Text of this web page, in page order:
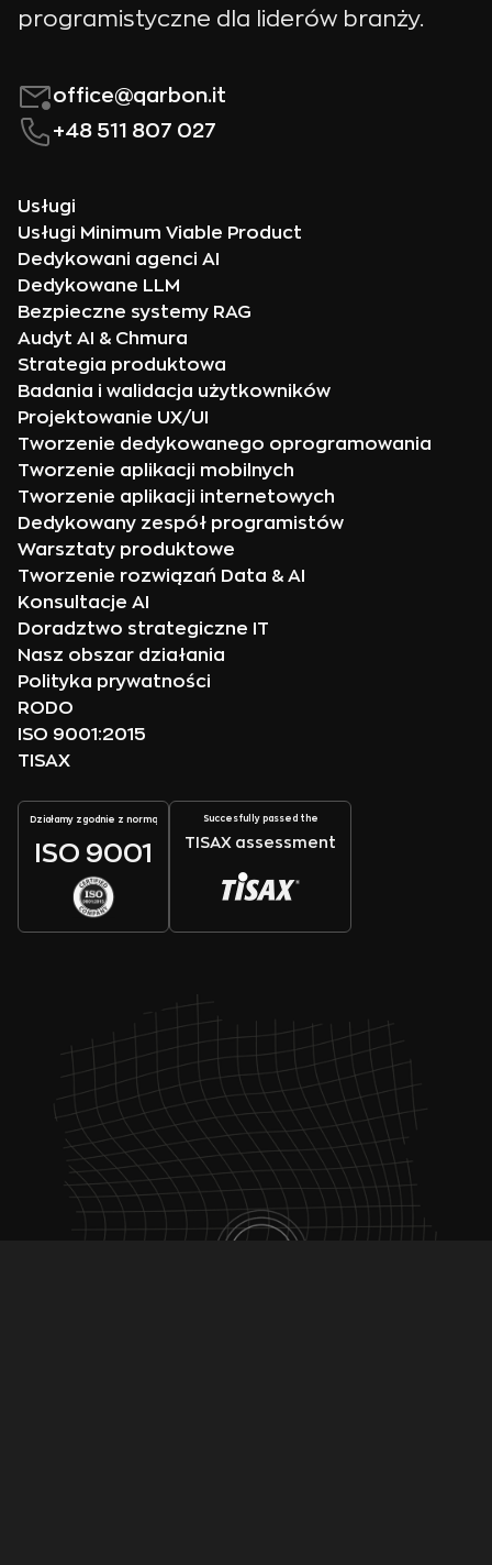
programistyczne dla liderów branży.
office@qarbon.it
+48 511 807 027
Usługi
Usługi Minimum Viable Product
Dedykowani agenci AI
Dedykowane LLM
Bezpieczne systemy RAG
Audyt AI & Chmura
Strategia produktowa
Badania i walidacja użytkowników
Projektowanie UX/UI
Tworzenie dedykowanego oprogramowania
Tworzenie aplikacji mobilnych
Tworzenie aplikacji internetowych
Dedykowany zespół programistów
Warsztaty produktowe
Tworzenie rozwiązań Data & AI
Konsultacje AI
Doradztwo strategiczne IT
Nasz obszar działania
Polityka prywatności
RODO
ISO 9001:2015
TISAX
Działamy zgodnie z normą
ISO 9001
Succesfully passed the
TISAX assessment